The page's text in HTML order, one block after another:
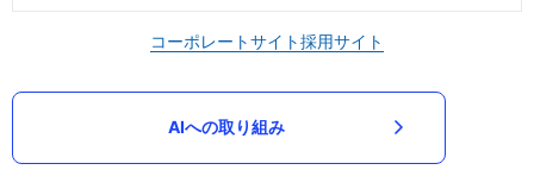
コーポレートサイト採用サイト
AIへの取り組み